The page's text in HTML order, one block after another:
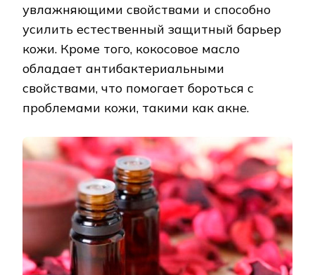
увлажняющими свойствами и способно
усилить естественный защитный барьер
кожи. Кроме того, кокосовое масло
обладает антибактериальными
свойствами, что помогает бороться с
проблемами кожи, такими как акне.